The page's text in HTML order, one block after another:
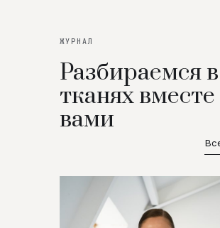
ЖУРНАЛ
Разбираемся в
тканях вместе
вами